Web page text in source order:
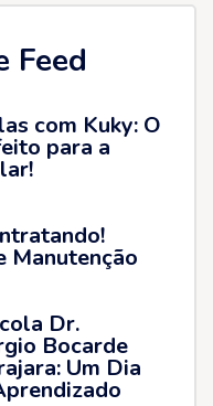
Feed
com Kuky: O
para a
Manutenção
Dr.
Bocarde
Um Dia